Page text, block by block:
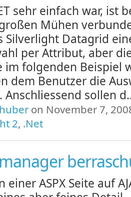
sehr einfach war, ist
Mühen
Silverlight Datagrid
per Attribut, aber
im folgenden Beispiel
dem Benutzer die
Anschliessend sollen
on November 7,
2, .Net
ASPX Seite auf